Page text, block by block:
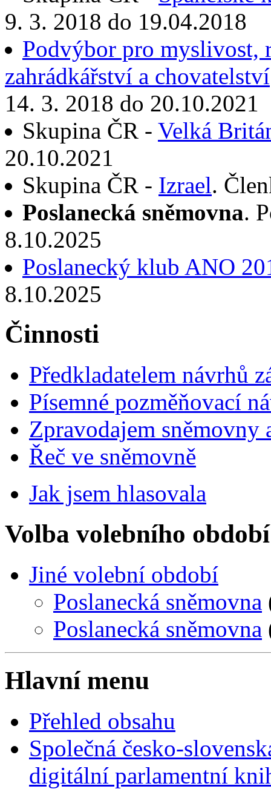
9. 3. 2018 do 19.04.2018
Podvýbor pro myslivost,
zahrádkářství a chovatelství
14. 3. 2018 do 20.10.2021
Skupina ČR - Velká
20.10.2021
Skupina ČR - Izrael.
Poslanecká sněmovna.
8.10.2025
Poslanecký klub ANO
8.10.2025
Činnosti
Předkladatelem návrhů
Písemné pozměňovací
Zpravodajem
Řeč ve sněmovně
Jak jsem hlasovala
Volba volebního období
Jiné volební období
Poslanecká sněmovna
Poslanecká sněmovna
Hlavní menu
Přehled obsahu
Společná česko-
digitální parlamentní